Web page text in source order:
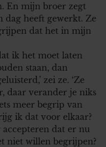
En mijn broer zegt
dag heeft gewerkt. Ze
dat het in mijn
ik het moet laten
staan, dan
zei ze. ‘Ze
daar verander je niks
meer begrip van
ik dat voor elkaar?
dat er nu
niet willen begrijpen?